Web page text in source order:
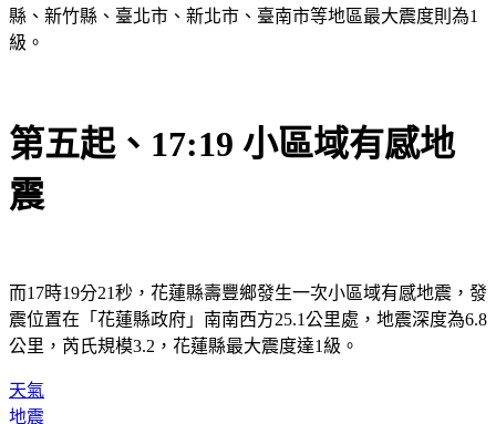
縣、新竹縣、臺北市、新北市、臺南市等地區最大震度則為1
級。
第五起、17:19 小區域有感地
震
而17時19分21秒，花蓮縣壽豐鄉發生一次小區域有感地震，發
震位置在「花蓮縣政府」南南西方25.1公里處，地震深度為6.8
公里，芮氏規模3.2，花蓮縣最大震度達1級。
天氣
地震